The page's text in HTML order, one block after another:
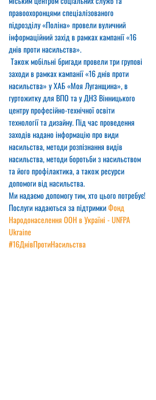
правоохоронцями спеціалізованого
підрозділу «Поліна» провели вуличний
інформаційний захід в рамках кампанії «16
днів проти насильства».
Також мобільні бригади провели три групові
заходи в рамках кампанії «16 днів проти
насильства» у ХАБ «Моя Луганщина», в
гуртожитку для ВПО та у ДНЗ Вінницького
центру професійно-технічної освіти
технології та дизайну. Під час проведення
заходів надано інформацію про види
насильства, методи розпізнання видів
насильства, методи боротьби з насильством
та його профілактика, а також ресурси
допомоги від насильства.
Ми надаємо допомогу тим, хто цього потребує!
Послуги надаються за підтримки Фонд
Народонаселення ООН в Україні - UNFPA
Ukraine
#16ДнівПротиНасильства